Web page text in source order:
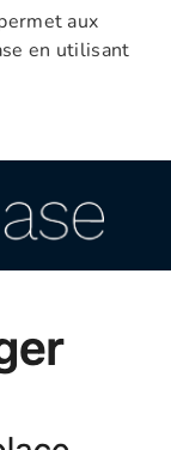
aux
en utilisant